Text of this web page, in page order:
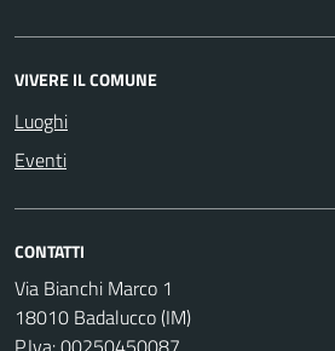
VIVERE IL COMUNE
Luoghi
Eventi
CONTATTI
Via Bianchi Marco 1
18010 Badalucco (IM)